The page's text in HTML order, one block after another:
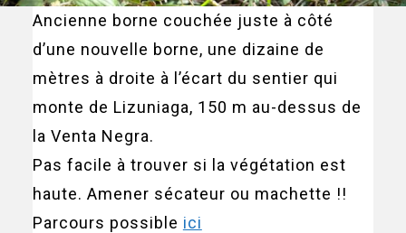
Ancienne borne couchée juste à côté
d’une nouvelle borne, une dizaine de
mètres à droite à l’écart du sentier qui
monte de Lizuniaga, 150 m au-dessus de
la Venta Negra.
Pas facile à trouver si la végétation est
haute. Amener sécateur ou machette !!
Parcours possible ici